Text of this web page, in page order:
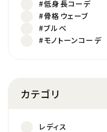
#低身長コーデ
#骨格ウェーブ
#ブルべ
#モノトーンコーデ
カテゴリ
レディス